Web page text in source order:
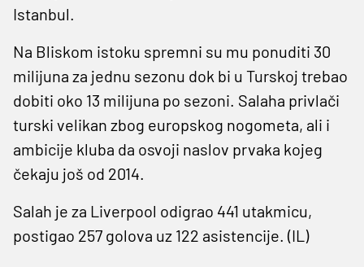
Istanbul.
Na Bliskom istoku spremni su mu ponuditi 30
milijuna za jednu sezonu dok bi u Turskoj trebao
dobiti oko 13 milijuna po sezoni. Salaha privlači
turski velikan zbog europskog nogometa, ali i
ambicije kluba da osvoji naslov prvaka kojeg
čekaju još od 2014.
Salah je za Liverpool odigrao 441 utakmicu,
postigao 257 golova uz 122 asistencije. (IL)